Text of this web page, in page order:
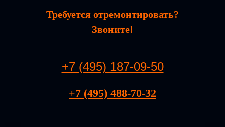
Требуется отремонтировать?
Звоните!
+7 (495) 187-09-50
+7 (495) 488-70-32